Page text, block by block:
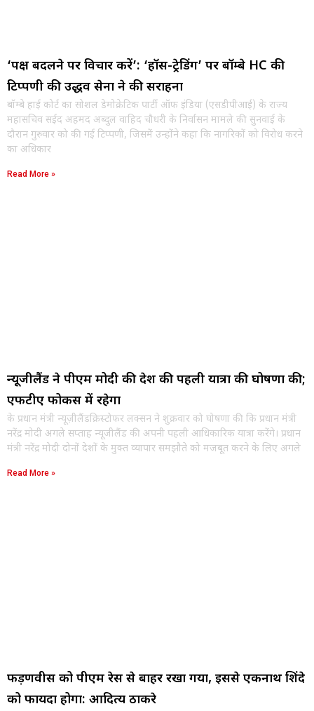
‘पक्ष बदलने पर विचार करें’: ‘हॉर्स-ट्रेडिंग’ पर बॉम्बे HC की
टिप्पणी की उद्धव सेना ने की सराहना
बॉम्बे हाई कोर्ट का सोशल डेमोक्रेटिक पार्टी ऑफ इंडिया (एसडीपीआई) के राज्य
महासचिव सईद अहमद अब्दुल वाहिद चौधरी के निर्वासन मामले की सुनवाई के
दौरान गुरुवार को की गई टिप्पणी, जिसमें उन्होंने कहा कि नागरिकों को विरोध करने
का अधिकार
Read More »
न्यूजीलैंड ने पीएम मोदी की देश की पहली यात्रा की घोषणा की;
एफटीए फोकस में रहेगा
के प्रधान मंत्री न्यूज़ीलैंडक्रिस्टोफर लक्सन ने शुक्रवार को घोषणा की कि प्रधान मंत्री
नरेंद्र मोदी अगले सप्ताह न्यूजीलैंड की अपनी पहली आधिकारिक यात्रा करेंगे। प्रधान
मंत्री नरेंद्र मोदी दोनों देशों के मुक्त व्यापार समझौते को मजबूत करने के लिए अगले
Read More »
फड़णवीस को पीएम रेस से बाहर रखा गया, इससे एकनाथ शिंदे
को फायदा होगा: आदित्य ठाकरे